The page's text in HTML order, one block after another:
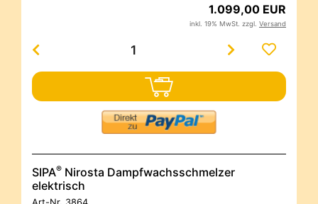
1.099,00 EUR
inkl. 19% MwSt. zzgl. Versand
SIPA® Nirosta Dampfwachsschmelzer
elektrisch